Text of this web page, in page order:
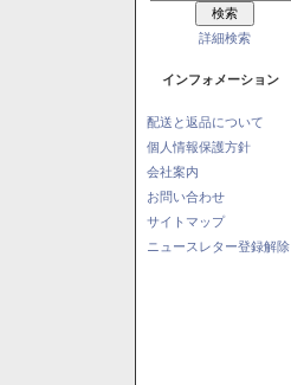
詳細検索
インフォメーション
配送と返品について
個人情報保護方針
会社案内
お問い合わせ
サイトマップ
ニュースレター登録解除